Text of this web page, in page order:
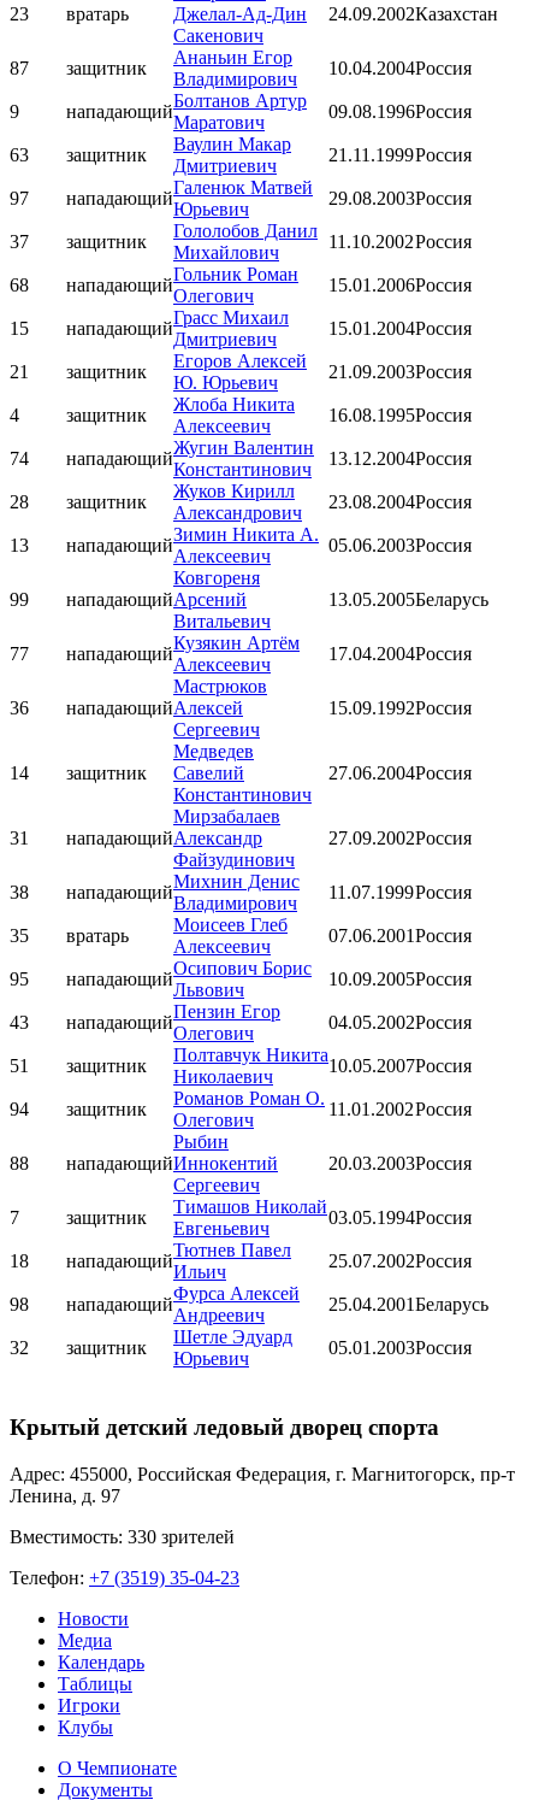
23 вратарь
Джелал-Ад-Дин
Сакенович
24.09.2002Казахстан
87 защитник
Ананьин Егор
Владимирович
10.04.2004Россия
9 нападающий
Болтанов Артур
Маратович
09.08.1996Россия
63 защитник
Ваулин Макар
Дмитриевич
21.11.1999Россия
97 нападающий
Галенюк Матвей
Юрьевич
29.08.2003Россия
37 защитник
Гололобов Данил
Михайлович
11.10.2002Россия
68 нападающий
Гольник Роман
Олегович
15.01.2006Россия
15 нападающий
Грасс Михаил
Дмитриевич
15.01.2004Россия
21 защитник
Егоров Алексей
Ю. Юрьевич
21.09.2003Россия
4 защитник
Жлоба Никита
Алексеевич
16.08.1995Россия
74 нападающий
Жугин Валентин
Константинович
13.12.2004Россия
28 защитник
Жуков Кирилл
Александрович
23.08.2004Россия
13 нападающий
Зимин Никита А.
Алексеевич
05.06.2003Россия
99 нападающий
Ковгореня
Арсений
Витальевич
13.05.2005Беларусь
77 нападающий
Кузякин Артём
Алексеевич
17.04.2004Россия
36 нападающий
Мастрюков
Алексей
Сергеевич
15.09.1992Россия
14 защитник
Медведев
Савелий
Константинович
27.06.2004Россия
31 нападающий
Мирзабалаев
Александр
Файзудинович
27.09.2002Россия
38 нападающий
Михнин Денис
Владимирович
11.07.1999Россия
35 вратарь
Моисеев Глеб
Алексеевич
07.06.2001Россия
95 нападающий
Осипович Борис
Львович
10.09.2005Россия
43 нападающий
Пензин Егор
Олегович
04.05.2002Россия
51 защитник
Полтавчук Никита
Николаевич
10.05.2007Россия
94 защитник
Романов Роман О.
Олегович
11.01.2002Россия
88 нападающий
Рыбин
Иннокентий
Сергеевич
20.03.2003Россия
7 защитник
Тимашов Николай
Евгеньевич
03.05.1994Россия
18 нападающий
Тютнев Павел
Ильич
25.07.2002Россия
98 нападающий
Фурса Алексей
Андреевич
25.04.2001Беларусь
32 защитник
Шетле Эдуард
Юрьевич
05.01.2003Россия
Крытый детский ледовый дворец спорта
Адрес: 455000, Российская Федерация, г. Магнитогорск, пр-т
Ленина, д. 97
Вместимость: 330 зрителей
Телефон: +7 (3519) 35-04-23
Новости
Медиа
Календарь
Таблицы
Игроки
Клубы
О Чемпионате
Документы